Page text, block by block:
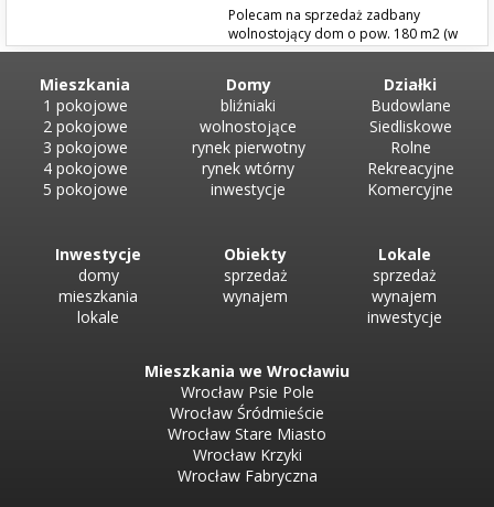
Polecam na sprzedaż zadbany
wolnostojący dom o pow. 180 m2 (w
tym garaż 36 m2) oraz Wyjątkowy
ogrodem na działce 1120 m2 ( za dodatkową zapłatą) w Kościerzycach
pod Brzegiem, woj. opolskie. Wnętrza tego domu emanują doskonałym
gustem....
Mieszkania
1 pokojowe
2 pokojowe
3 pokojowe
4 pokojowe
5 pokojowe
Domy
bliźniaki
wolnostojące
rynek pierwotny
rynek wtórny
inwestycje
Działki
Budowlane
Siedliskowe
Rolne
Rekreacyjne
Komercyjne
Inwestycje
domy
mieszkania
lokale
Obiekty
sprzedaż
wynajem
Lokale
sprzedaż
wynajem
inwestycje
Mieszkania we Wrocławiu
Wrocław Psie Pole
Wrocław Śródmieście
Wrocław Stare Miasto
Wrocław Krzyki
Wrocław Fabryczna